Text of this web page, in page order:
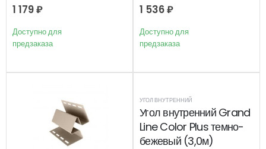
1 179₽
Доступно для
предзаказа
1 536₽
Доступно для
предзаказа
УГОЛ ВНУТРЕННИЙ
Угол внутренний Grand
Line Color Plus темно-
бежевый (3,0м)